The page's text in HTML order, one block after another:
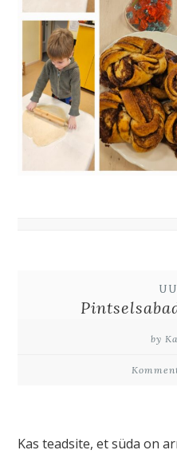
by
Kas teadsite, et süda on